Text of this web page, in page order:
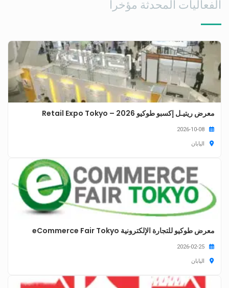
الفعاليات المحدثة مؤخرا
معرض ريتيـل إكسبو طوكيو 2026 – Retail Expo Tokyo
اليابان
معرض طوكيو للتجارة الإلكترونية eCommerce Fair Tokyo
اليابان